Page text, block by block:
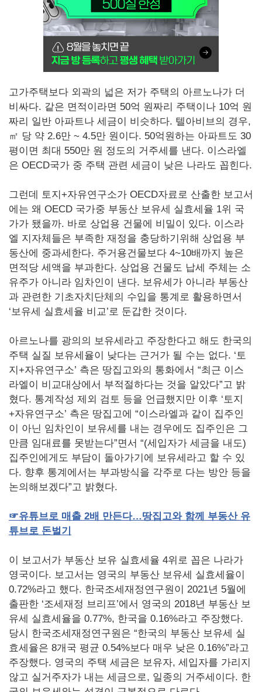
고가주택보다 외곽의 넓은 저가 주택의 아르노나가 더
비싸다. 같은 면적이라면 50억 원짜리 주택이나 10억 원
짜리 일반 아파트나 세금이 비슷하다. 텔아비브의 경우,
㎡ 당 약 2.6만 ~ 4.5만 원이다. 50억원하는 아파트도 30
평이면 최대 550만 원 정도의 거주세를 낸다. 이스라엘
은 OECD국가 중 주택 관련 세금이 낮은 나라도 꼽힌다.
그런데 토지+자유연구소가 OECD자료로 산출한 보고서
에는 왜 OECD 국가중 부동산 보유세 실효세율 1위 국
가가 됐을까. 바로 상업용 건물에 비밀이 있다. 이스라
엘 지자체들은 부족한 재정을 충당하기위해 상업용 부
동산에 중과세한다. 주거용건물보다 4~10배까지 높은
면적당 세액을 부과한다. 상업용 건물도 납세 주체는 소
유주가 아니라 임차인이 낸다. 보유세가 아니라 부동산
과 관련한 기초자치단체의 수입을 통계로 활용하면서
‘보유세 실효세율 비교’로 둔갑한 것이다.
아르노나를 광의의 보유세라고 주장한다고 해도 한국의
주택 실질 보유세율이 낮다는 근거가 될 수는 없다. ‘토
지+자유연구소’ 측은 땅집고와의 통화에서 “최근 이스
라엘이 비교대상에서 부적절하다는 것을 알았다”고 밝
혔다. 통계작성 제외 검토 등을 언급했지만 이후 ‘토지
+자유연구소’ 측은 땅집고에 “이스라엘과 같이 집주인
이 아닌 임차인이 보유세를 내는 경우에도 집주인은 그
만큼 임대료를 못받는다”면서 “(세입자가 세금을 내도)
집주인에게도 부담이 돌아가기에 보유세라고 할 수 있
다. 향후 통계에서는 부과방식을 각주로 다는 방안 등을
논의해보겠다”고 밝혔다.
☞유튜브로 매출 2배 만든다…땅집고와 함께 부동산 유
튜브로 돈벌기
이 보고서가 부동산 보유 실효세율 4위로 꼽은 나라가
영국이다. 보고서는 영국의 부동산 보유세 실효세율이
0.72%라고 했다. 한국조세재정연구원이 2021년 5월에
출판한 ‘조세재정 브리프’에서 영국의 2018년 부동산 보
유세 실효세율을 0.77%, 한국을 0.16%라고 주장했다.
당시 한국조세재정연구원은 “한국의 부동산 보유세 실
효세율은 8개국 평균 0.54%보다 매우 낮은 0.16%”라고
주장했다. 영국의 주택 세금은 보유자, 세입자를 가리지
않고 실거주자가 내는 세금으로, 일종의 거주세이다. 한